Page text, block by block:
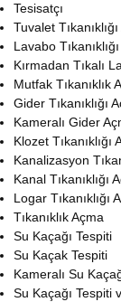
Tesisatçı
Tuvalet
Lavabo
Kırmadan Tıkalı
Mutfak Tıkanıklık
Gider Tıkanıklığı
Kameralı Gider
Klozet Tıkanıklığı
Kanalizasyon
Kanal Tıkanıklığı
Logar Tıkanıklığı
Tıkanıklık Açma
Su Kaçağı Tespiti
Su Kaçak Tespiti
Kameralı Su
Su Kaçağı Tespiti